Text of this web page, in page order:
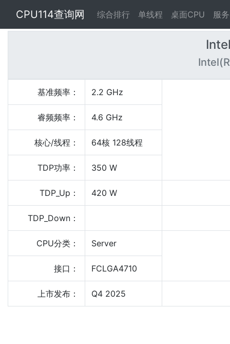
CPU114查询网 综合排行 单线程 桌面CPU 服
基准频率： 2.2 GHz
睿频频率： 4.6 GHz
核心/线程： 64核 128线程
TDP功率： 350 W
TDP_Up： 420 W
TDP_Down：
CPU分类： Server
接口： FCLGA4710
上市发布： Q4 2025